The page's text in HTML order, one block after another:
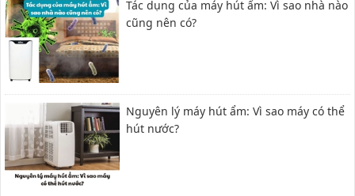
Tác dụng của máy hút ẩm: Vì sao nhà nào
cũng nên có?
Nguyên lý máy hút ẩm: Vì sao máy có thể
hút nước?